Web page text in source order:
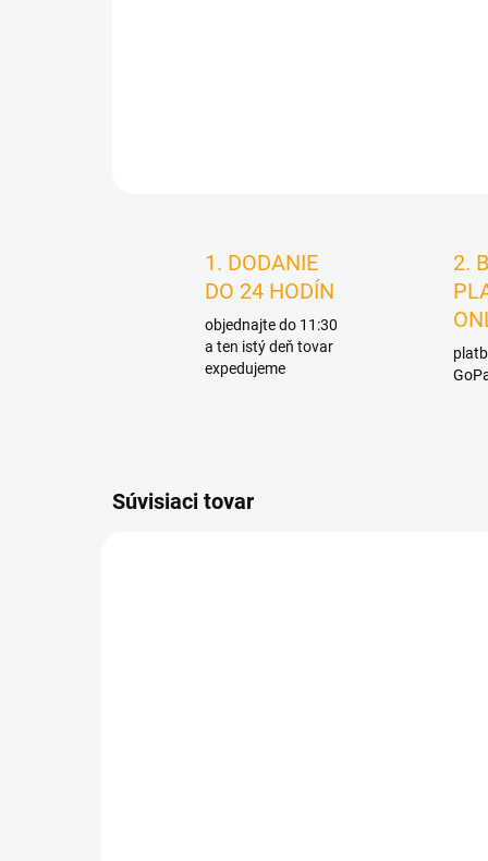
1. DODANIE
DO 24 HODÍN
objednajte do 11:30
a ten istý deň tovar
expedujeme
2.
Súvisiaci tovar